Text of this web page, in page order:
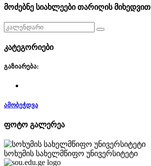
მოძებნე სიახლეები თარიღის მიხედვით
კატეგორიები
გაზიარება:
ამობეჭდვა
ფოტო გალერეა
სოხუმის სახელმწიფო უნივერსიტეტი